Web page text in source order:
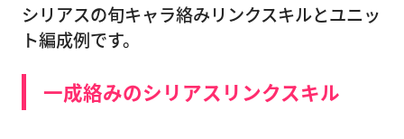
シリアスの旬キャラ絡みリンクスキルとユニッ
ト編成例です。
一成絡みのシリアスリンクスキル